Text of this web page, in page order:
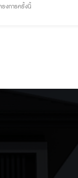
งการครั้งนี้